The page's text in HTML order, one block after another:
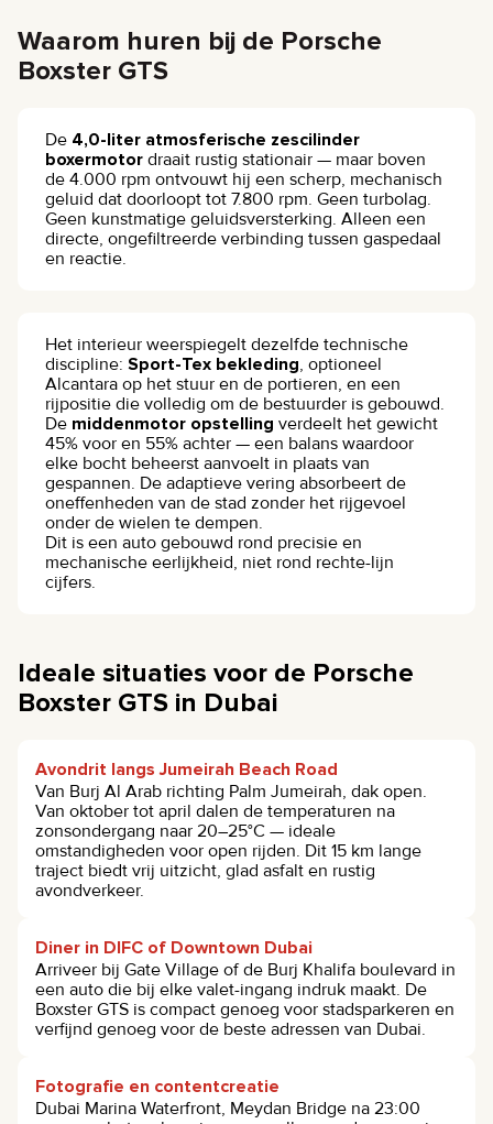
Waarom huren bij de Porsche
Boxster GTS
De 4,0-liter atmosferische zescilinder
boxermotor draait rustig stationair — maar boven
de 4.000 rpm ontvouwt hij een scherp, mechanisch
geluid dat doorloopt tot 7.800 rpm. Geen turbolag.
Geen kunstmatige geluidsversterking. Alleen een
directe, ongefiltreerde verbinding tussen gaspedaal
en reactie.
Het interieur weerspiegelt dezelfde technische
discipline: Sport-Tex bekleding, optioneel
Alcantara op het stuur en de portieren, en een
rijpositie die volledig om de bestuurder is gebouwd.
De middenmotor opstelling verdeelt het gewicht
45% voor en 55% achter — een balans waardoor
elke bocht beheerst aanvoelt in plaats van
gespannen. De adaptieve vering absorbeert de
oneffenheden van de stad zonder het rijgevoel
onder de wielen te dempen.
Dit is een auto gebouwd rond precisie en
mechanische eerlijkheid, niet rond rechte-lijn
cijfers.
Ideale situaties voor de Porsche
Boxster GTS in Dubai
Avondrit langs Jumeirah Beach Road
Van Burj Al Arab richting Palm Jumeirah, dak open.
Van oktober tot april dalen de temperaturen na
zonsondergang naar 20–25°C — ideale
omstandigheden voor open rijden. Dit 15 km lange
traject biedt vrij uitzicht, glad asfalt en rustig
avondverkeer.
Diner in DIFC of Downtown Dubai
Arriveer bij Gate Village of de Burj Khalifa boulevard in
een auto die bij elke valet-ingang indruk maakt. De
Boxster GTS is compact genoeg voor stadsparkeren en
verfijnd genoeg voor de beste adressen van Dubai.
Fotografie en contentcreatie
Dubai Marina Waterfront, Meydan Bridge na 23:00